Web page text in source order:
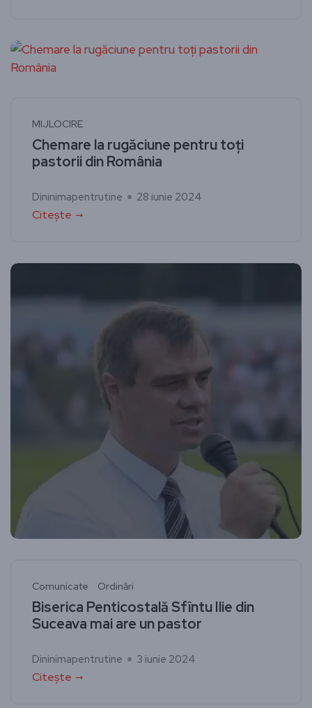
MIJLOCIRE
Chemare la rugăciune pentru toți
pastorii din România
Dininimapentrutine 28 iunie 2024
Citește
Comunicate Ordinări
Biserica Penticostală Sfîntu Ilie din
Suceava mai are un pastor
Dininimapentrutine 3 iunie 2024
Citește